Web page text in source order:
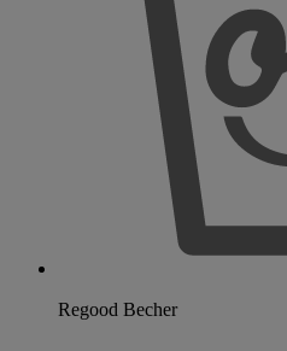
Regood Becher